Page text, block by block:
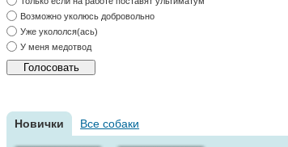
Возможно уколюсь добровольно
Уже укололся(ась)
У меня медотвод
Новички Все собаки